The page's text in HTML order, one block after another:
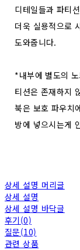
디테일들과
더욱
도와줍니다.
*내부에 별도의
티션은 존재하지
북은 보호 파우치
방에 넣으시는게
상세 설명 머리글
상세 설명
상세 설명 바닥글
후기(0)
질문(10)
관련 상품